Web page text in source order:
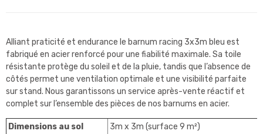
Alliant praticité et endurance le barnum racing 3x3m bleu est
fabriqué en acier renforcé pour une fiabilité maximale. Sa toile
résistante protège du soleil et de la pluie, tandis que l’absence de
côtés permet une ventilation optimale et une visibilité parfaite
sur stand. Nous garantissons un service après-vente réactif et
complet sur l’ensemble des pièces de nos barnums en acier.
Dimensions au sol
3m x 3m (surface 9 m²)